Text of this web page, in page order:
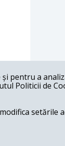
pentru a
Politicii de
setările